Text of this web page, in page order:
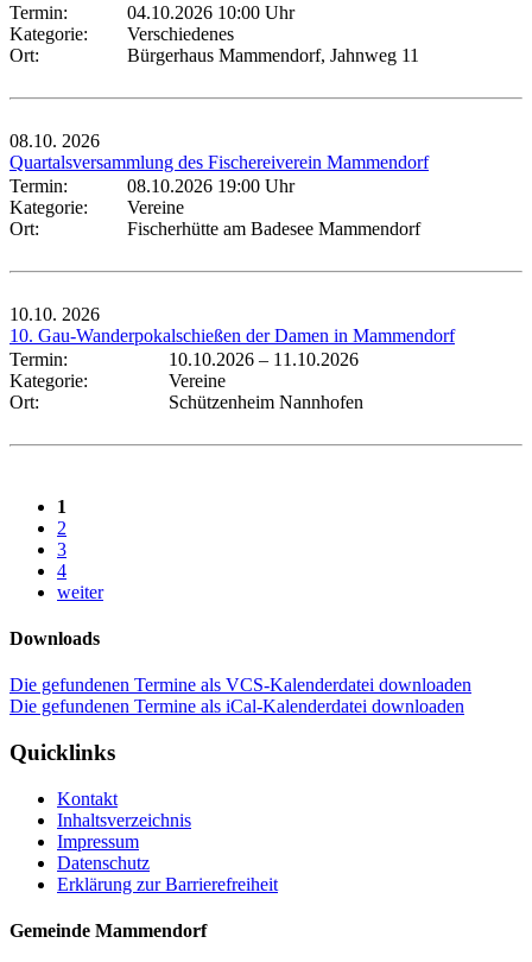
Termin:
04.10.2026 10:00 Uhr
Kategorie:
Verschiedenes
Ort:
Bürgerhaus Mammendorf, Jahnweg 11
08.10. 2026
Quartalsversammlung des Fischereiverein Mammendorf
Termin:
08.10.2026 19:00 Uhr
Kategorie:
Vereine
Ort:
Fischerhütte am Badesee Mammendorf
10.10. 2026
10. Gau-Wanderpokalschießen der Damen in Mammendorf
Termin:
10.10.2026 – 11.10.2026
Kategorie:
Vereine
Ort:
Schützenheim Nannhofen
1
2
3
4
weiter
Downloads
Die gefundenen Termine als VCS-Kalenderdatei downloaden
Die gefundenen Termine als iCal-Kalenderdatei downloaden
Quicklinks
Kontakt
Inhaltsverzeichnis
Impressum
Datenschutz
Erklärung zur Barrierefreiheit
Gemeinde Mammendorf